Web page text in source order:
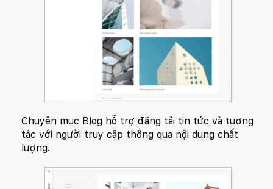
Chuyên mục Blog hỗ trợ đăng tải tin tức và tương
tác với người truy cập thông qua nội dung chất
lượng.